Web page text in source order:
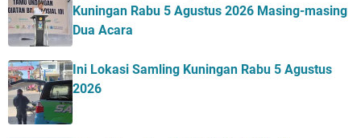
Kuningan Rabu 5 Agustus 2026 Masing-masing
Dua Acara
Ini Lokasi Samling Kuningan Rabu 5 Agustus
2026